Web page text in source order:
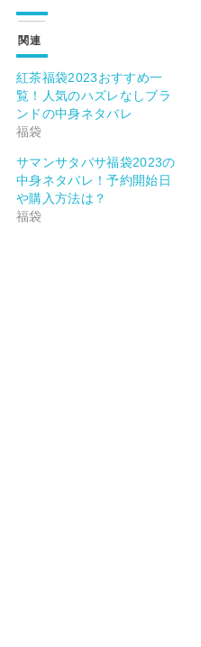
関連
紅茶福袋2023おすすめ一
覧！人気のハズレなしブラ
ンドの中身ネタバレ
福袋
サマンサタバサ福袋2023の
中身ネタバレ！予約開始日
や購入方法は？
福袋